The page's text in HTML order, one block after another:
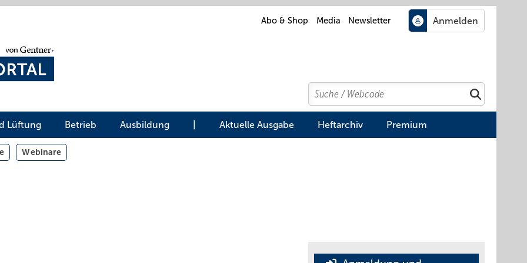
Abo & Shop Media Newsletter
Search
Suchen
Lüftung Betrieb Ausbildung Aktuelle Ausgabe Heftarchiv Premium
Webinare